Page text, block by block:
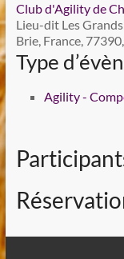
Club d'Agility de
Lieu-dit Les
Brie, France,
Type
Agility -